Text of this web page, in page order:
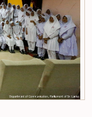
பல்வேறு சவால்களுக்கு
செலுத்துபவர்கள் என்றும்,
குழுவாகப் பணியாற்றுதல்
முன்னேற்றத்திற்கு
சிரேஷ்ட இணைச்
நிதியத்தினால் மாணவர்கள்
அதேவேளை, ஜனாதிபதி
கமகே மாணவர்
மற்றும்
வலியுறுத்தினார்.இலங்கைப்
பாராளுமன்றத்தின்